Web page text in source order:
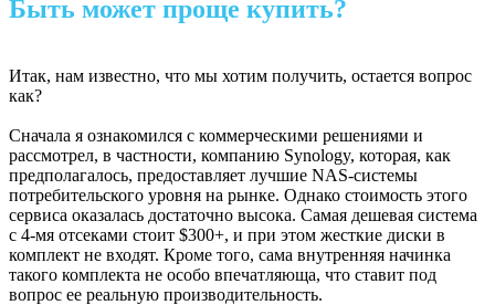
Быть может проще купить?
Итак, нам известно, что мы хотим получить, остается вопрос
как?
Сначала я ознакомился с коммерческими решениями и
рассмотрел, в частности, компанию Synology, которая, как
предполагалось, предоставляет лучшие NAS-системы
потребительского уровня на рынке. Однако стоимость этого
сервиса оказалась достаточно высока. Самая дешевая система
с 4-мя отсеками стоит $300+, и при этом жесткие диски в
комплект не входят. Кроме того, сама внутренняя начинка
такого комплекта не особо впечатляюща, что ставит под
вопрос ее реальную производительность.